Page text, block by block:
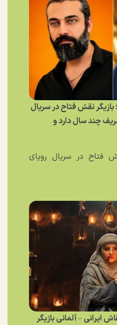
نقش فتاح در سریال
چند سال دارد و
فتاح در سریال رویای
ایرانی – آلمانی بازیگر